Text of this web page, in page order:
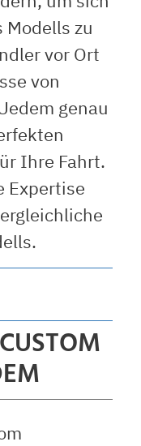
Modells zu
vor Ort
von
genau
Ihre Fahrt.
Expertise